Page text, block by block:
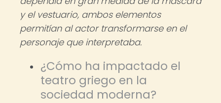
y el vestuario, ambos elementos
permitían al actor transformarse en el
personaje que interpretaba.
¿Cómo ha impactado el
teatro griego en la
sociedad moderna?